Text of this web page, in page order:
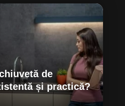
de
și practică?